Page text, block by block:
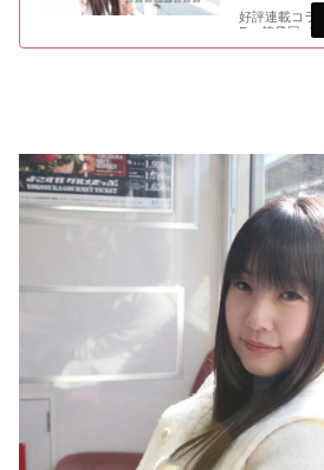
好評連載コラ
R」第⑫回 先
き、ヨコハマ